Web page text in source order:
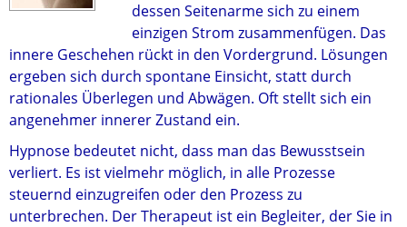
dessen Seitenarme sich zu einem
einzigen Strom zusammenfügen. Das
innere Geschehen rückt in den Vordergrund. Lösungen
ergeben sich durch spontane Einsicht, statt durch
rationales Überlegen und Abwägen. Oft stellt sich ein
angenehmer innerer Zustand ein.
Hypnose bedeutet nicht, dass man das Bewusstsein
verliert. Es ist vielmehr möglich, in alle Prozesse
steuernd einzugreifen oder den Prozess zu
unterbrechen. Der Therapeut ist ein Begleiter, der Sie in